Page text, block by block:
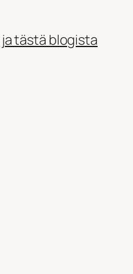
tästä blogista